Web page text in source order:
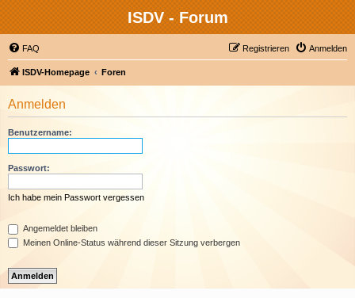
ISDV - Forum
FAQ Anmelden
Registrieren
ISDV-Homepage Foren
Anmelden
Benutzername:
Passwort:
Ich habe mein Passwort vergessen
Angemeldet bleiben
Meinen Online-Status während dieser Sitzung verbergen